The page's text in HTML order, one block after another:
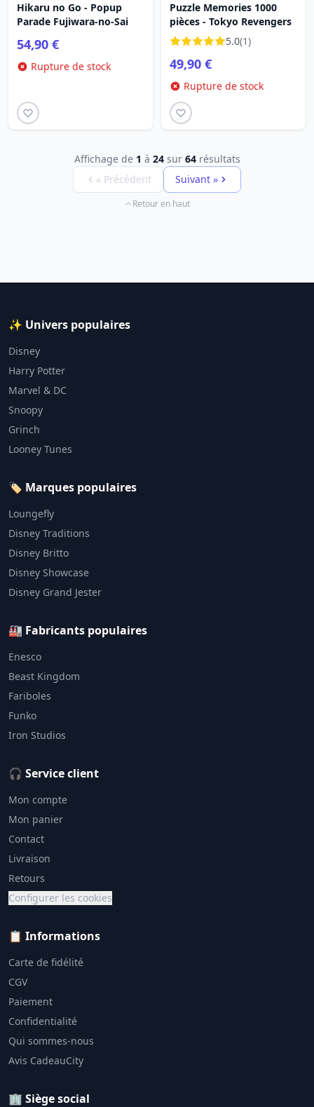
Hikaru no Go - Popup
Parade Fujiwara-no-Sai
54,90 €
Rupture de stock
Puzzle Memories 1000
pièces - Tokyo Revengers
5.0(1)
49,90 €
Rupture de stock
Affichage de 1 à 24sur 64résultats
« Précédent
Suivant »
Retour en haut
✨ Univers populaires
Disney
Harry Potter
Marvel & DC
Snoopy
Grinch
Looney Tunes
🏷️ Marques populaires
Loungefly
Disney Traditions
Disney Britto
Disney Showcase
Disney Grand Jester
🏭 Fabricants populaires
Enesco
Beast Kingdom
Fariboles
Funko
Iron Studios
🎧 Service client
Mon compte
Mon panier
Contact
Livraison
Retours
Configurer les cookies
📋 Informations
Carte de fidélité
CGV
Paiement
Confidentialité
Qui sommes-nous
Avis CadeauCity
🏢 Siège social